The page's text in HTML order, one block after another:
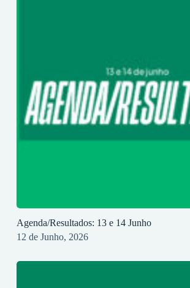
Agenda/Resultados: 13 e 14 Junho
12 de Junho, 2026